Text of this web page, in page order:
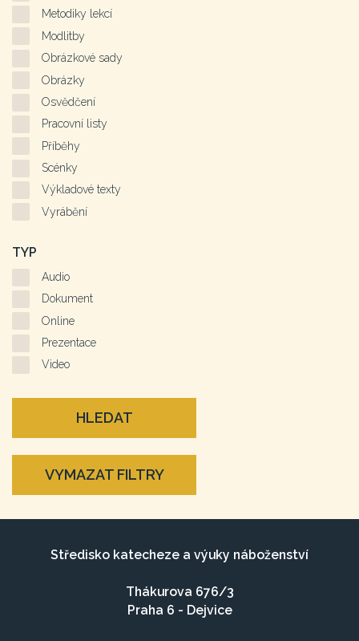
Metodiky lekcí
Modlitby
Obrázkové sady
Obrázky
Osvědčení
Pracovní listy
Příběhy
Scénky
Výkladové texty
Vyrábění
TYP
Audio
Dokument
Online
Prezentace
Video
HLEDAT
VYMAZAT FILTRY
Středisko katecheze a výuky náboženství
Thákurova 676/3
Praha 6 - Dejvice